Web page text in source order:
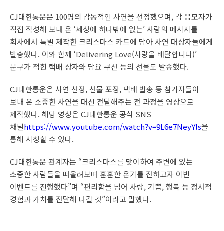
CJ대한통운은 100명의 감동적인 사연을 선정했으며, 각 응모자가
직접 작성해 보내 온 ‘세상에 하나밖에 없는’ 사랑의 메시지를
회사에서 특별 제작한 크리스마스 카드에 담아 사연 대상자들에게
발송했다. 이와 함께 ‘Delivering Love(사랑을 배달합니다)’
문구가 적힌 택배 상자와 담요 쿠션 등의 선물도 발송했다.
CJ대한통운은 사연 선정, 선물 포장, 택배 발송 등 참가자들이
보내 온 소중한 사연을 대신 전달해주는 전 과정을 영상으로
제작했다. 해당 영상은 CJ대한통운 공식 SNS
채널https://www.youtube.com/watch?v=9L6e7NeyYls을
통해 시청할 수 있다.
CJ대한통운 관계자는 “크리스마스를 맞이하여 주변에 있는
소중한 사람들을 떠올려보며 훈훈한 온기를 전하고자 이번
이벤트를 진행했다”며 “편리함을 넘어 사랑, 기쁨, 행복 등 정서적
경험과 가치를 전달해 나갈 것”이라고 말했다.